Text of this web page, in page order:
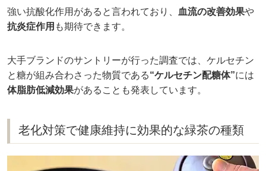
強い抗酸化作用があると言われており、 血流の改善効果や
抗炎症作用 も期待できます。
大手ブランドのサントリーが行った調査では、ケルセチン
と糖が組み合わさった物質である“ケルセチン配糖体”には
体脂肪低減効果があることも発表しています。
老化対策で健康維持に効果的な緑茶の種類